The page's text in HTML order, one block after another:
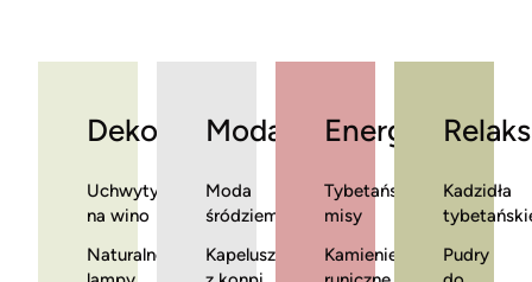
Dekoracje
Uchwyty
na wino
Naturalne
Moda
Moda
śródziemnomorska
Kapelusze
Energia
Tybetańskie
misy
Kamienie
Relaks
Kadzidła
Pudry